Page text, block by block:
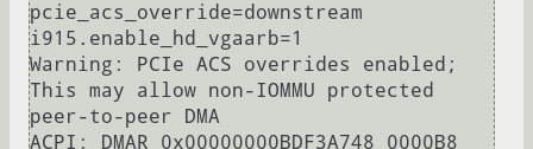
pcie_acs_override=downstream
i915.enable_hd_vgaarb=1
Warning: PCIe ACS overrides enabled;
This may allow non-IOMMU protected
peer-to-peer DMA
ACPI: DMAR 0x00000000BDF3A748 0000B8